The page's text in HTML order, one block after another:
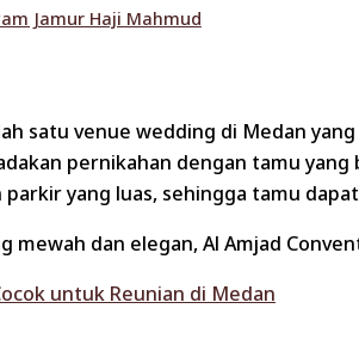
Jamur Haji Mahmud
satu venue wedding di Medan
pernikahan dengan tamu
yang luas, sehingga tamu
mewah dan elegan, Al Amjad
untuk Reunian di Medan